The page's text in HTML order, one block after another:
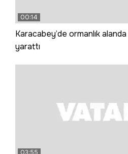
00:14
Karacabey’de ormanlık
yarattı